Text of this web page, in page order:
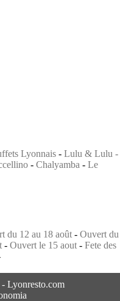
Lyonnais - Lulu & Lulu -
- Chalyamba - Le
du 12 au 18 août - Ouvert du
- Ouvert le 15 aout - Fete des
Lyonresto.com